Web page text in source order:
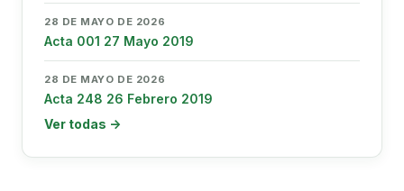
28 DE MAYO DE 2026
Acta 001 27 Mayo 2019
28 DE MAYO DE 2026
Acta 248 26 Febrero 2019
Ver todas →